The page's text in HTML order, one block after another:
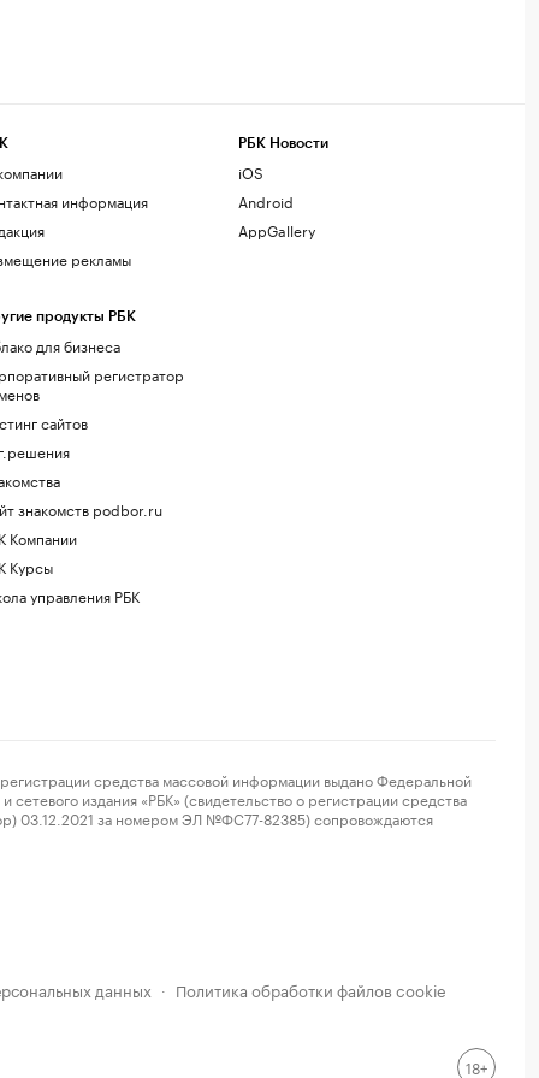
информация
рекламы
продукты РБК
для бизнеса
регистратор
сайтов
знакомств podbor.ru
Компании
Курсы
управления РБК
РБК Новости
iOS
Android
AppGallery
средства массовой информации выдано Федеральной
издания «РБК» (свидетельство о регистрации средства
03.12.2021 за номером ЭЛ №ФС77-82385) сопровождаются
данных · Политика обработки файлов cookie
18+